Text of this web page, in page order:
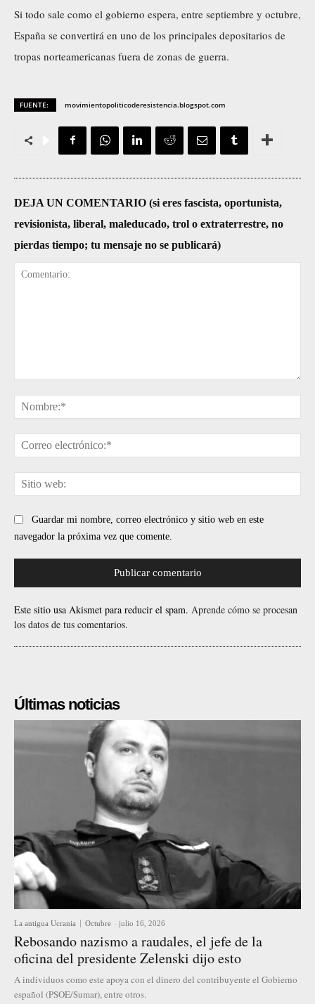
Si todo sale como el gobierno espera, entre septiembre y octubre,
España se convertirá en uno de los principales depositarios de
tropas norteamericanas fuera de zonas de guerra.
FUENTE: movimientopoliticoderesistencia.blogspot.com
DEJA UN COMENTARIO (si eres fascista, oportunista,
revisionista, liberal, maleducado, trol o extraterrestre, no
pierdas tiempo; tu mensaje no se publicará)
Guardar mi nombre, correo electrónico y sitio web en este
navegador la próxima vez que comente.
Este sitio usa Akismet para reducir el spam. Aprende cómo se procesan
los datos de tus comentarios.
Últimas noticias
La antigua Ucrania Octubre - julio 16, 2026
Rebosando nazismo a raudales, el jefe de la
oficina del presidente Zelenski dijo esto
A individuos como este apoya con el dinero del contribuyente el Gobierno
español (PSOE/Sumar), entre otros.